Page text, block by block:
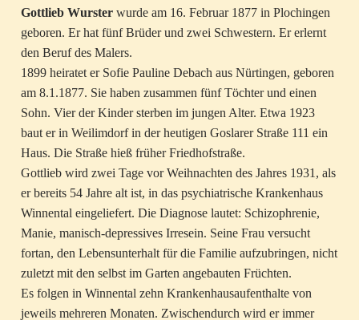
Gottlieb Wurster wurde am 16. Februar 1877 in Plochingen
geboren. Er hat fünf Brüder und zwei Schwestern. Er erlernt
den Beruf des Malers.
1899 heiratet er Sofie Pauline Debach aus Nürtingen, geboren
am 8.1.1877. Sie haben zusammen fünf Töchter und einen
Sohn. Vier der Kinder sterben im jungen Alter. Etwa 1923
baut er in Weilimdorf in der heutigen Goslarer Straße 111 ein
Haus. Die Straße hieß früher Friedhofstraße.
Gottlieb wird zwei Tage vor Weihnachten des Jahres 1931, als
er bereits 54 Jahre alt ist, in das psychiatrische Krankenhaus
Winnental eingeliefert. Die Diagnose lautet: Schizophrenie,
Manie, manisch-depressives Irresein. Seine Frau versucht
fortan, den Lebensunterhalt für die Familie aufzubringen, nicht
zuletzt mit den selbst im Garten angebauten Früchten.
Es folgen in Winnental zehn Krankenhausaufenthalte von
jeweils mehreren Monaten. Zwischendurch wird er immer